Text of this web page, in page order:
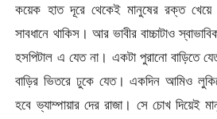
কয়েক হাত দূরে থেকেই মানুষের রক্ত খেয়ে
সাবধানে থাকিস। আর ভাবীর বাচ্চাটাও
হসপিটাল এ যেত না। একটা পুরানো বাড়িতে
বাড়ির ভিতরে ঢুকে যেত। একদিন আমিও
হবে ভ্যাম্পায়ার দের রাজা। সে চোখ দিয়েই